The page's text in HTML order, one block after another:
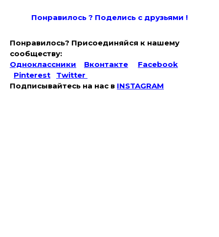
Понравилось ? Поделись с друзьями !
Понравилось? Присоединяйся к нашему
сообществу:
Одноклассники
Вконтакте
Facebook
Pinterest
Twitter
Подписывайтесь на наc в INSTAGRAM